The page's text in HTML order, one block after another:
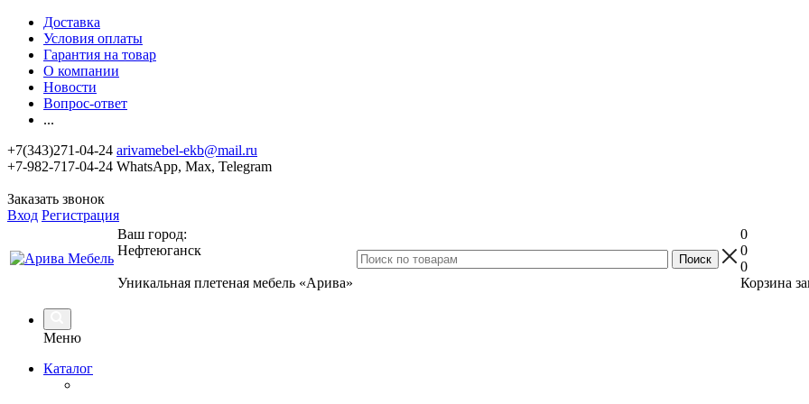
Доставка
Условия оплаты
Гарантия на товар
О компании
Новости
Вопрос-ответ
...
+7(343)271-04-24 arivamebel-ekb@mail.ru
+7-982-717-04-24 WhatsApp, Max, Telegram
Заказать звонок
Вход Регистрация
Ваш город:
Нефтеюганск
Уникальная плетеная мебель «Арива»
0
0
0
Корзина
Меню
Каталог